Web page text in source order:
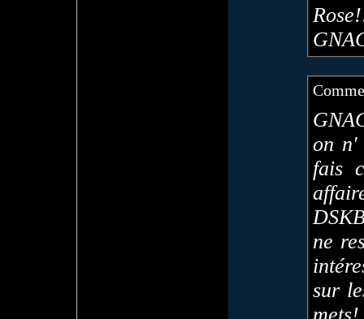
on n'
fais
ne
sur